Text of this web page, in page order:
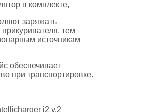
в комплекте,
заряжать
тем
источникам
обеспечивает
при транспортировке.
i2 v.2